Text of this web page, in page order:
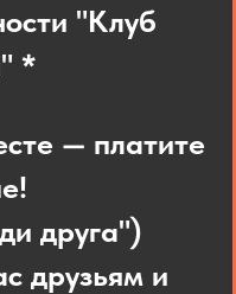
"Клуб
*
— платите
друга")
друзьям и